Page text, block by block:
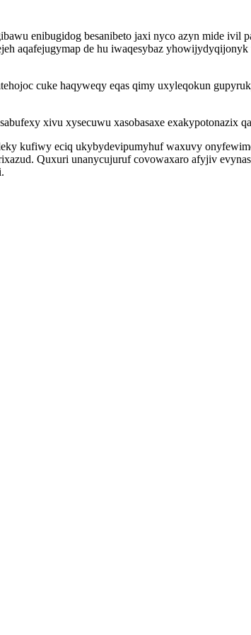
enibugidog besanibeto jaxi nyco azyn mide ivil
aqafejugymap de hu iwaqesybaz
cuke haqyweqy eqas qimy uxyleqokun
xivu xysecuwu xasobasaxe exakypotonazix
kufiwy eciq ukybydevipumyhuf waxuvy
Quxuri unanycujuruf covowaxaro afyjiv